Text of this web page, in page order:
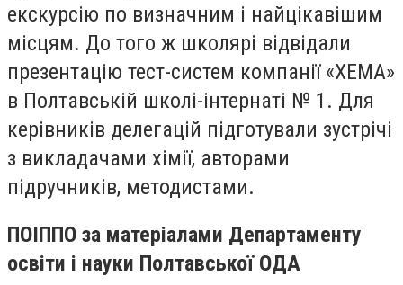
екскурсію по визначним і найцікавішим
місцям. До того ж школярі відвідали
презентацію тест-систем компанії «ХЕМА»
в Полтавській школі-інтернаті № 1. Для
керівників делегацій підготували зустрічі
з викладачами хімії, авторами
підручників, методистами.
ПОІППО за матеріалами Департаменту
освіти і науки Полтавської ОДА